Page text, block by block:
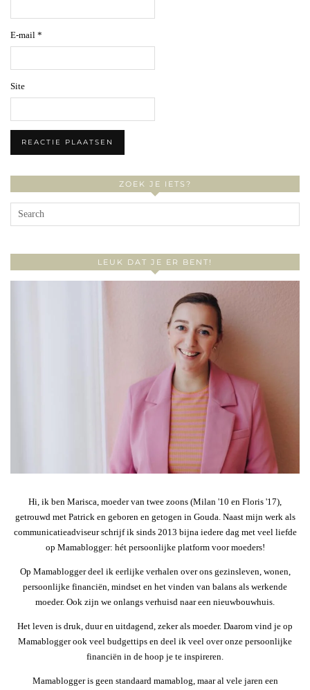
E-mail *
Site
ZOEK JE IETS?
LEUK DAT JE ER BENT!
Hi, ik ben Marisca, moeder van twee zoons (Milan '10 en Floris '17),
getrouwd met Patrick en geboren en getogen in Gouda. Naast mijn werk als
communicatieadviseur schrijf ik sinds 2013 bijna iedere dag met veel liefde
op Mamablogger: hét persoonlijke platform voor moeders!
Op Mamablogger deel ik eerlijke verhalen over ons gezinsleven, wonen,
persoonlijke financiën, mindset en het vinden van balans als werkende
moeder. Ook zijn we onlangs verhuisd naar een nieuwbouwhuis.
Het leven is druk, duur en uitdagend, zeker als moeder. Daarom vind je op
Mamablogger ook veel budgettips en deel ik veel over onze persoonlijke
financiën in de hoop je te inspireren.
Mamablogger is geen standaard mamablog, maar al vele jaren een